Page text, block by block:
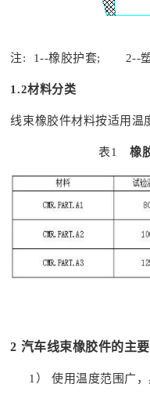
注: 1--橡胶护套; 2--塑
1.2材料分类
线束橡胶件材料按适用温
表1橡
2 汽车线束橡胶件的主
1） 使用温度范围广